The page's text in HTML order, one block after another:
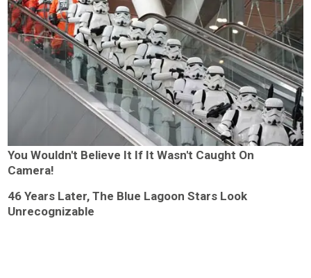
You Wouldn't Believe It If It Wasn't Caught On
Camera!
46 Years Later, The Blue Lagoon Stars Look
Unrecognizable